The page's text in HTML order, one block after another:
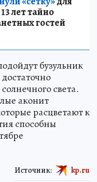
лет тайно
гостей
бузульник
света.
аконит
расцветают к
способны
Источник: kp.ru